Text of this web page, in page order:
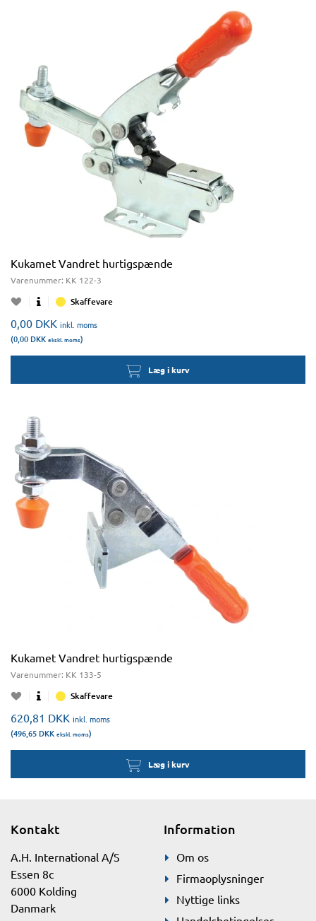
Kukamet Vandret hurtigspænde
Varenummer: KK 122-3
Skaffevare
0,00 DKK inkl. moms
(0,00 DKK ekskl. moms)
Læg i kurv
Kukamet Vandret hurtigspænde
Varenummer: KK 133-5
Skaffevare
620,81 DKK inkl. moms
(496,65 DKK ekskl. moms)
Læg i kurv
Kontakt
A.H. International A/S
Essen 8c
6000 Kolding
Danmark
Information
Om os
Firmaoplysninger
Nyttige links